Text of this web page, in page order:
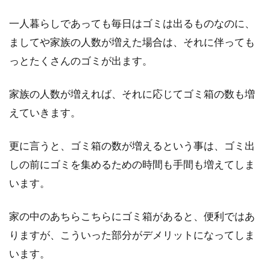
一人暮らしであっても毎日はゴミは出るものなのに、
ましてや家族の人数が増えた場合は、それに伴っても
っとたくさんのゴミが出ます。
家族の人数が増えれば、それに応じてゴミ箱の数も増
えていきます。
更に言うと、ゴミ箱の数が増えるという事は、ゴミ出
しの前にゴミを集めるための時間も手間も増えてしま
います。
家の中のあちらこちらにゴミ箱があると、便利ではあ
りますが、こういった部分がデメリットになってしま
います。